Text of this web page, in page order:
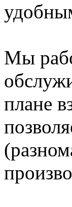
Мы
плане